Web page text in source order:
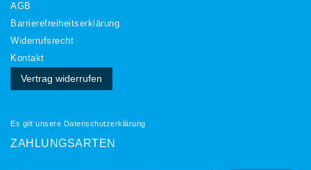
AGB
Barrierefreiheitserklärung
Widerrufs­recht
Kontakt
Vertrag widerrufen
Es gilt unsere Datenschutzerklärung
ZAHLUNGSARTEN